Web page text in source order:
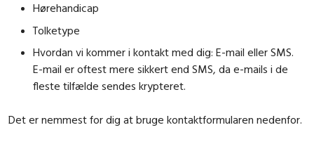
Hørehandicap
Tolketype
Hvordan vi kommer i kontakt med dig: E-mail eller SMS.
E-mail er oftest mere sikkert end SMS, da e-mails i de
fleste tilfælde sendes krypteret.
Det er nemmest for dig at bruge kontaktformularen nedenfor.